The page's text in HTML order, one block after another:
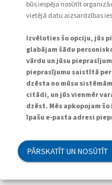
būs iespēja nosūtīt
vietējā datu aizsardzības
Izvēloties šo opciju, jūs
glabājam šādu
vārdu un jūsu
pieprasījumu saistītā
dzēsta no mūsu
citādi, un jūs vienmēr
dzēst. Mēs apkopojam
īpašu e-pasta adresi
PĀRSKATĪT UN NOSŪTĪT